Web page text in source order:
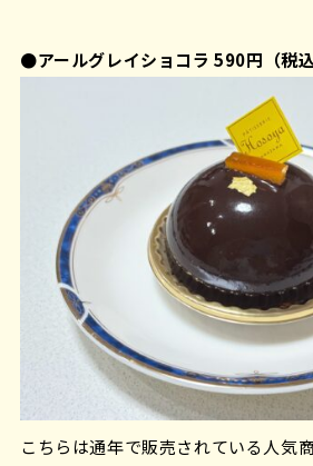
●アールグレイショコラ 590円（税込
こちらは通年で販売されている人気